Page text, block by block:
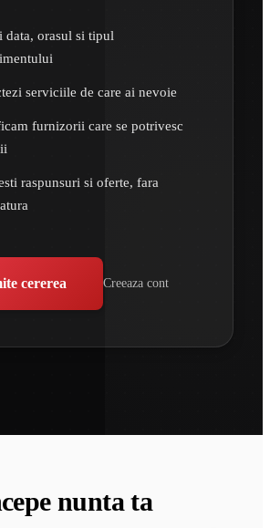
data, orasul si tipul
serviciile de care ai nevoie
furnizorii care se potrivesc
raspunsuri si oferte, fara
cererea Creeaza cont
nunta ta